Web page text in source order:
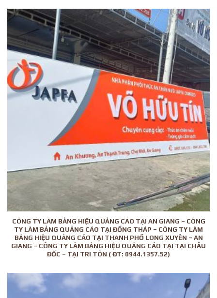
CÔNG TY LÀM BẢNG HIỆU QUẢNG CÁO TẠI AN GIANG – CÔNG
TY LÀM BẢNG QUẢNG CÁO TẠI ĐỒNG THÁP – CÔNG TY LÀM
BẢNG HIỆU QUẢNG CÁO TẠI THANH PHỐ LONG XUYÊN – AN
GIANG – CÔNG TY LÀM BẢNG HIỆU QUẢNG CÁO TẠI TẠI CHÂU
ĐỐC – TẠI TRI TÔN ( ĐT: 0944.1357.52)